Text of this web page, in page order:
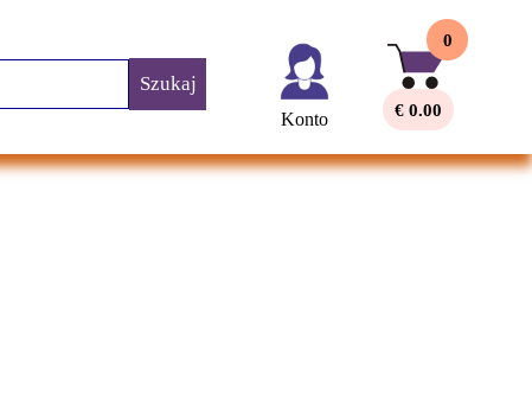
Szukaj
0
€ 0.00
Konto